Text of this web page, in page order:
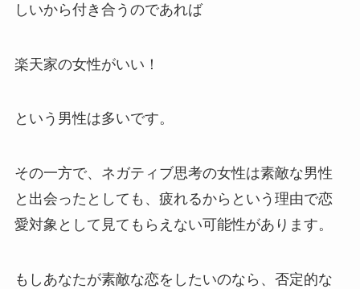
しいから付き合うのであれば
楽天家の女性がいい！
という男性は多いです。
その一方で、ネガティブ思考の女性は素敵な男性
と出会ったとしても、疲れるからという理由で恋
愛対象として見てもらえない可能性があります。
もしあなたが素敵な恋をしたいのなら、否定的な